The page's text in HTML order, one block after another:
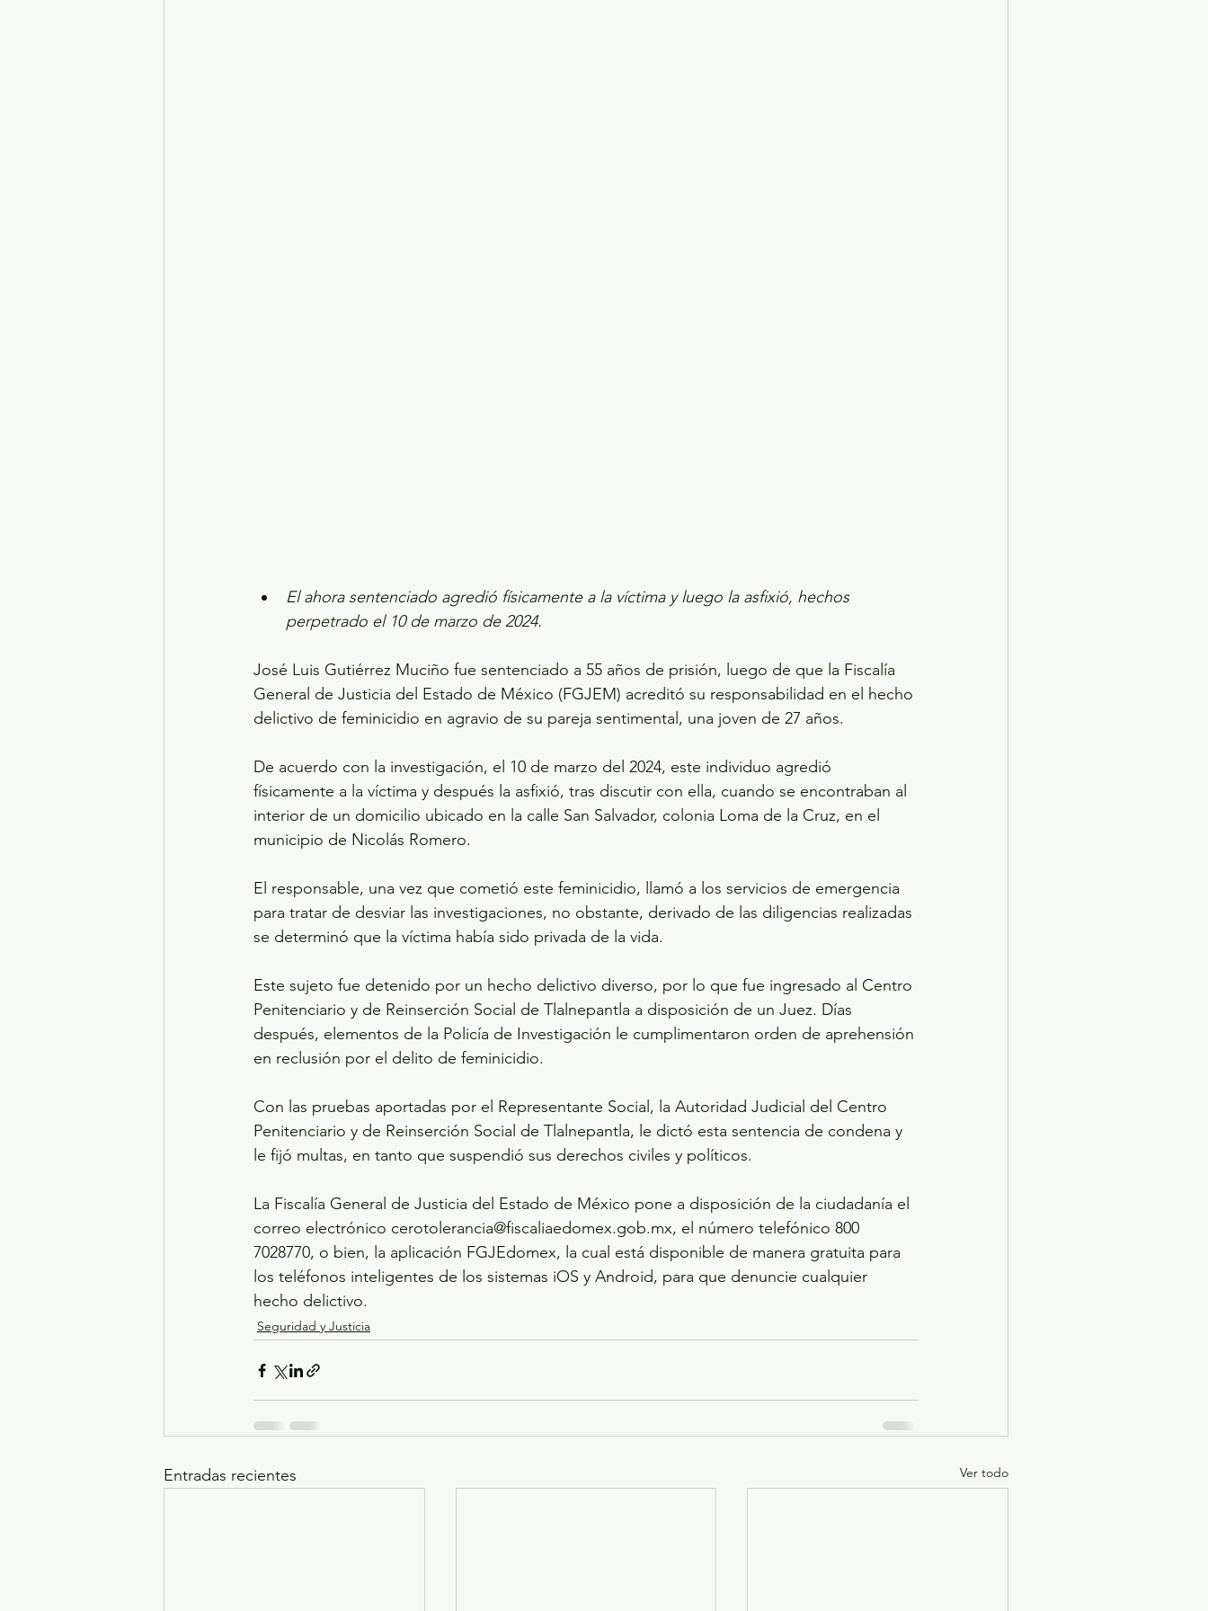
El ahora sentenciado agredió físicamente a la víctima y luego la asfixió, hechos
perpetrado el 10 de marzo de 2024.
José Luis Gutiérrez Muciño fue sentenciado a 55 años de prisión, luego de que la Fiscalía
General de Justicia del Estado de México (FGJEM) acreditó su responsabilidad en el hecho
delictivo de feminicidio en agravio de su pareja sentimental, una joven de 27 años.
De acuerdo con la investigación, el 10 de marzo del 2024, este individuo agredió
físicamente a la víctima y después la asfixió, tras discutir con ella, cuando se encontraban al
interior de un domicilio ubicado en la calle San Salvador, colonia Loma de la Cruz, en el
municipio de Nicolás Romero.
El responsable, una vez que cometió este feminicidio, llamó a los servicios de emergencia
para tratar de desviar las investigaciones, no obstante, derivado de las diligencias realizadas
se determinó que la víctima había sido privada de la vida.
Este sujeto fue detenido por un hecho delictivo diverso, por lo que fue ingresado al Centro
Penitenciario y de Reinserción Social de Tlalnepantla a disposición de un Juez. Días
después, elementos de la Policía de Investigación le cumplimentaron orden de aprehensión
en reclusión por el delito de feminicidio.
Con las pruebas aportadas por el Representante Social, la Autoridad Judicial del Centro
Penitenciario y de Reinserción Social de Tlalnepantla, le dictó esta sentencia de condena y
le fijó multas, en tanto que suspendió sus derechos civiles y políticos.
La Fiscalía General de Justicia del Estado de México pone a disposición de la ciudadanía el
correo electrónico cerotolerancia@fiscaliaedomex.gob.mx, el número telefónico 800
7028770, o bien, la aplicación FGJEdomex, la cual está disponible de manera gratuita para
los teléfonos inteligentes de los sistemas iOS y Android, para que denuncie cualquier
hecho delictivo.
Seguridad y Justicia
Entradas recientes Ver todo